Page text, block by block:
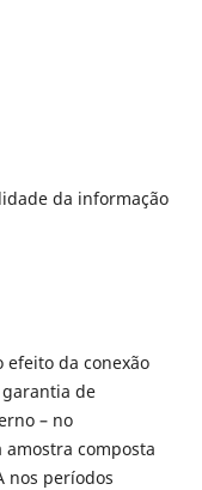
da informação
efeito da conexão
de
– no
composta
nos períodos